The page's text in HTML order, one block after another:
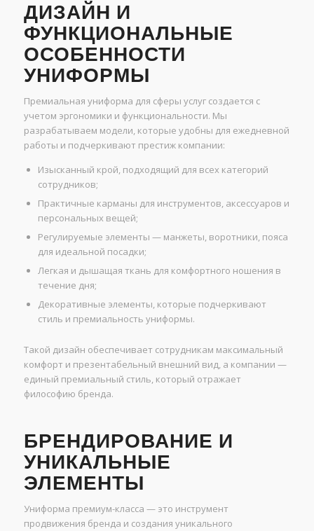
ДИЗАЙН И
ФУНКЦИОНАЛЬНЫЕ
ОСОБЕННОСТИ
УНИФОРМЫ
Премиальная униформа для сферы услуг создается с
учетом эргономики и функциональности. Мы
разрабатываем модели, которые удобны для ежедневной
работы и подчеркивают престиж компании:
Изысканный крой, подходящий для всех категорий
сотрудников;
Практичные карманы для инструментов, аксессуаров и
персональных вещей;
Регулируемые элементы — манжеты, воротники, пояса
для идеальной посадки;
Легкая и дышащая ткань для комфортного ношения в
течение дня;
Декоративные элементы, которые подчеркивают
стиль и премиальность униформы.
Такой дизайн обеспечивает сотрудникам максимальный
комфорт и презентабельный внешний вид, а компании —
единый премиальный стиль, который отражает
философию бренда.
БРЕНДИРОВАНИЕ И
УНИКАЛЬНЫЕ
ЭЛЕМЕНТЫ
Униформа премиум-класса — это инструмент
продвижения бренда и создания уникального